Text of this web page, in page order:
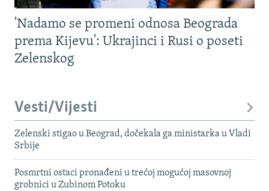
'Nadamo se promeni odnosa Beograda
prema Kijevu': Ukrajinci i Rusi o poseti
Zelenskog
Vesti/Vijesti
Zelenski stigao u Beograd, dočekala ga ministarka u Vladi
Srbije
Posmrtni ostaci pronađeni u trećoj mogućoj masovnoj
grobnici u Zubinom Potoku